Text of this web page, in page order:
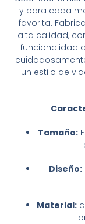
y para cada
favorita.
alta calidad,
funcionalidad
un estilo de
Tamaño:
Diseño:
Material: